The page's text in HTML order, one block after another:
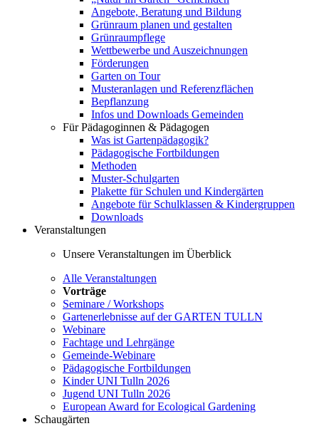
Angebote, Beratung und Bildung
Grünraum planen und gestalten
Grünraumpflege
Wettbewerbe und Auszeichnungen
Förderungen
Garten on Tour
Musteranlagen und Referenzflächen
Bepflanzung
Infos und Downloads Gemeinden
Für Pädagoginnen & Pädagogen
Was ist Gartenpädagogik?
Pädagogische Fortbildungen
Methoden
Muster-Schulgarten
Plakette für Schulen und Kindergärten
Angebote für Schulklassen & Kindergruppen
Downloads
Veranstaltungen
Unsere Veranstaltungen im Überblick
Alle Veranstaltungen
Vorträge
Seminare / Workshops
Gartenerlebnisse auf der GARTEN TULLN
Webinare
Fachtage und Lehrgänge
Gemeinde-Webinare
Pädagogische Fortbildungen
Kinder UNI Tulln 2026
Jugend UNI Tulln 2026
European Award for Ecological Gardening
Schaugärten